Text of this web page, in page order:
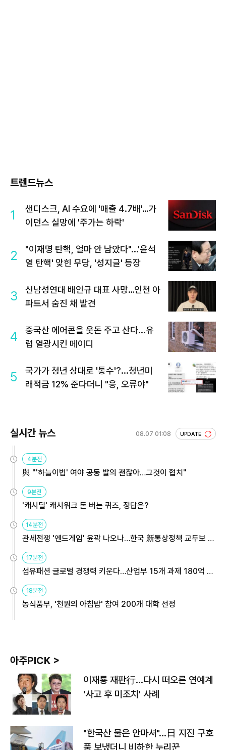
트렌드뉴스
1
샌디스크, AI 수요에 '매출 4.7배'…가
이던스 실망에 '주가는 하락'
2
"이재명 탄핵, 얼마 안 남았다"...'윤석
열 탄핵' 맞힌 무당, '성지글' 등장
3
신남성연대 배인규 대표 사망…인천 아
파트서 숨진 채 발견
4
중국산 에어콘을 웃돈 주고 산다...유
럽 열광시킨 메이디
5
국가가 청년 상대로 '통수'?...청년미
래적금 12% 준다더니 "응, 오류야"
실시간 뉴스 08.07 01:08 UPDATE
4분전
與 "'하늘이법' 여야 공동 발의 괜찮아…그것이 협치"
9분전
'캐시딜' 캐시워크 돈 버는 퀴즈, 정답은?
14분전
관세전쟁 '엔드게임' 윤곽 나오나…한국 新통상정책 교두보 활
17분전
섬유패션 글로벌 경쟁력 키운다…산업부 15개 과제 180억 지
18분전
농식품부, '천원의 아침밥' 참여 200개 대학 선정
아주PICK >
이재룡 재판行…다시 떠오른 연예계
'사고 후 미조치' 사례
"한국산 물은 안마셔"…日 지진 구호
품 보냈더니 비하한 누리꾼